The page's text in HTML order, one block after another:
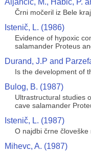
Aljančič, M., Habič, P.
Črni močeril iz Bele
Istenič, L. (1986)
Evidence of hypoxic
salamander Proteus
Durand, J.P and
Is the development of
Bulog, B. (1987)
Ultrastructural studies
cave salamander
Istenič, L. (1987)
O najdbi črne človeške
Mihevc, A. (1987)